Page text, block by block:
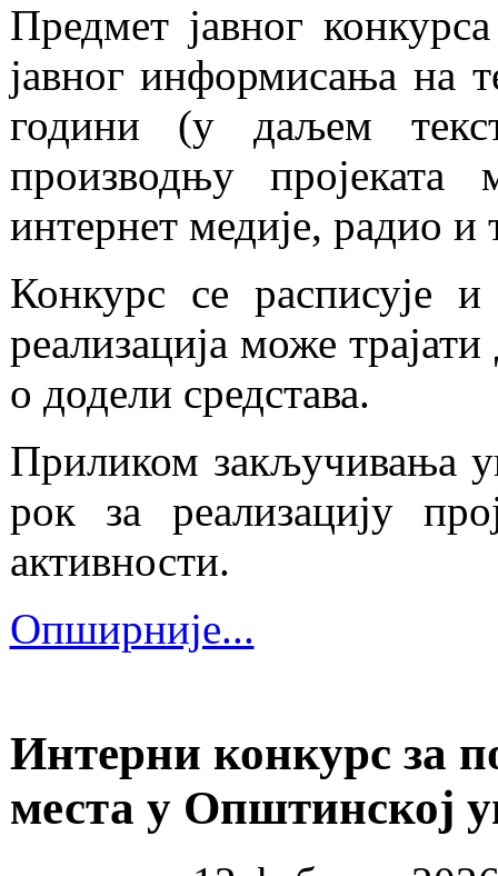
Предмет јавног
јавног информисања на
години (у даљем
производњу пројеката
интернет медије, радио и
Конкурс се расписује и
реализација може
о додели средстава.
Приликом закључивања
рок за реализацију
активности.
Опширније...
Интерни конкурс за
места у Општинској